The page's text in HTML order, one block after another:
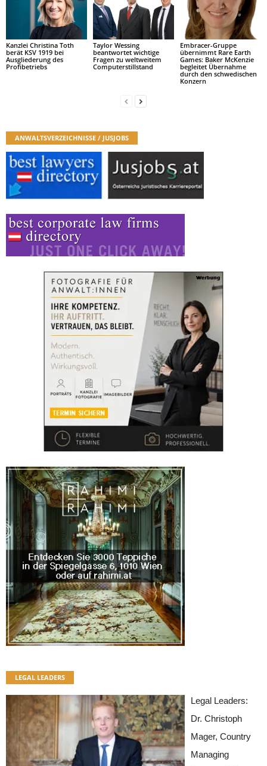
Kanzlei Christina Toth
berät KSV 1919 bei
Ausgliederung des
Profibetriebs
Taylor Wessing
beantwortet wichtige
Fragen zu weltweitem
Computerstillstand
Embracer-Gruppe
übernimmt Rare Earth
Games: Baker McKenzie
begleitet Übernahme
durch den schwedischen
Konzern
ANWALTSVERZEICHNISSE / JUSJOBS
LEGAL LEADERS
Legal Leaders:
Dr. Christoph
Mager, Country
Managing